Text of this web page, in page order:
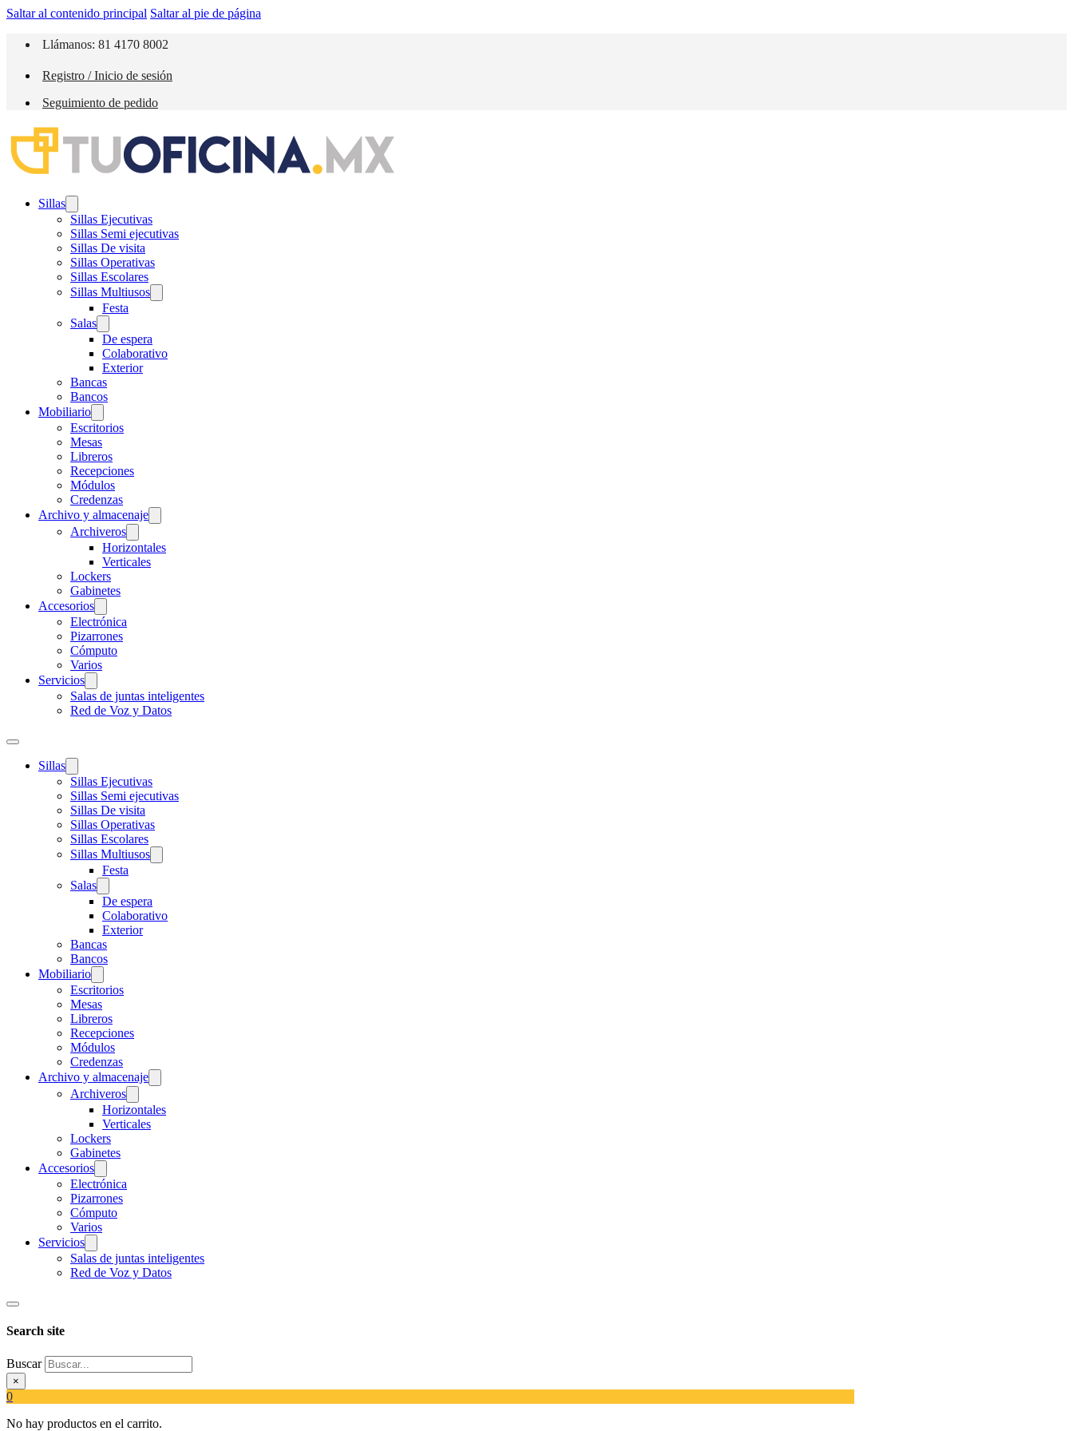
Saltar al contenido principal Saltar al pie de página
Llámanos: 81 4170 8002
Registro / Inicio de sesión
Seguimiento de pedido
Sillas
Sillas Ejecutivas
Sillas Semi ejecutivas
Sillas De visita
Sillas Operativas
Sillas Escolares
Sillas Multiusos
Festa
Salas
De espera
Colaborativo
Exterior
Bancas
Bancos
Mobiliario
Escritorios
Mesas
Libreros
Recepciones
Módulos
Credenzas
Archivo y almacenaje
Archiveros
Horizontales
Verticales
Lockers
Gabinetes
Accesorios
Electrónica
Pizarrones
Cómputo
Varios
Servicios
Salas de juntas inteligentes
Red de Voz y Datos
Sillas
Sillas Ejecutivas
Sillas Semi ejecutivas
Sillas De visita
Sillas Operativas
Sillas Escolares
Sillas Multiusos
Festa
Salas
De espera
Colaborativo
Exterior
Bancas
Bancos
Mobiliario
Escritorios
Mesas
Libreros
Recepciones
Módulos
Credenzas
Archivo y almacenaje
Archiveros
Horizontales
Verticales
Lockers
Gabinetes
Accesorios
Electrónica
Pizarrones
Cómputo
Varios
Servicios
Salas de juntas inteligentes
Red de Voz y Datos
Search site
Buscar
×
0
No hay productos en el carrito.